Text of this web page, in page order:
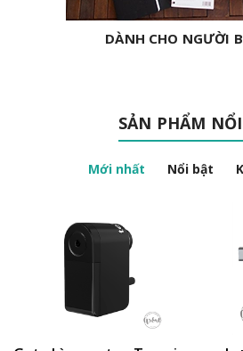
DÀNH CHO NGƯỜI
SẢN PHẨM
Mới nhất Nổi bật